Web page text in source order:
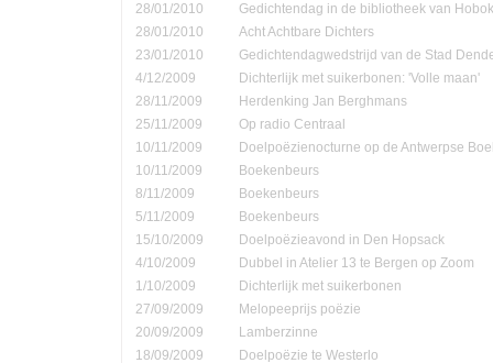
28/01/2010
Gedichtendag in de bibliotheek van
28/01/2010
Acht Achtbare Dichters
23/01/2010
Gedichtendagwedstrijd van de Stad
4/12/2009
Dichterlijk met suikerbonen: 'Volle maan'
28/11/2009
Herdenking Jan Berghmans
25/11/2009
Op radio Centraal
10/11/2009
Doelpoëzienocturne op de Antwerpse
10/11/2009
Boekenbeurs
8/11/2009
Boekenbeurs
5/11/2009
Boekenbeurs
15/10/2009
Doelpoëzieavond in Den Hopsack
4/10/2009
Dubbel in Atelier 13 te Bergen op Zoom
1/10/2009
Dichterlijk met suikerbonen
27/09/2009
Melopeeprijs poëzie
20/09/2009
Lamberzinne
18/09/2009
Doelpoëzie te Westerlo